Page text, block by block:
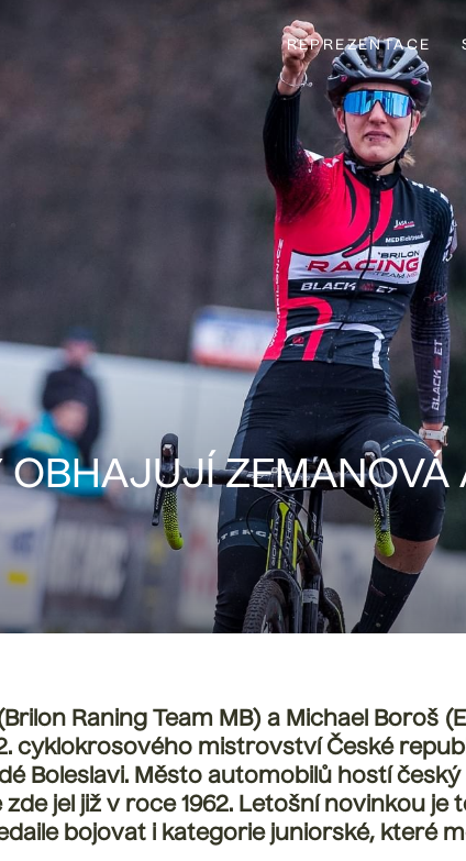
REPREZENTACE
OBHAJUJÍ ZEMANOVÁ
Raning Team MB) a Michael Boroš
cyklokrosového mistrovství České
Boleslavi. Město automobilů hostí
jel již v roce 1962. Letošní novinkou je
bojovat i kategorie juniorské, které